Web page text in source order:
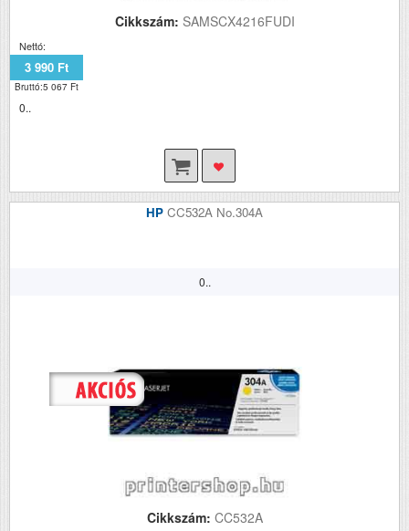
Cikkszám: SAMSCX4216FUDI
Nettó:
3 990 Ft
Bruttó:5 067 Ft
0..
HP CC532A No.304A
0..
Cikkszám: CC532A